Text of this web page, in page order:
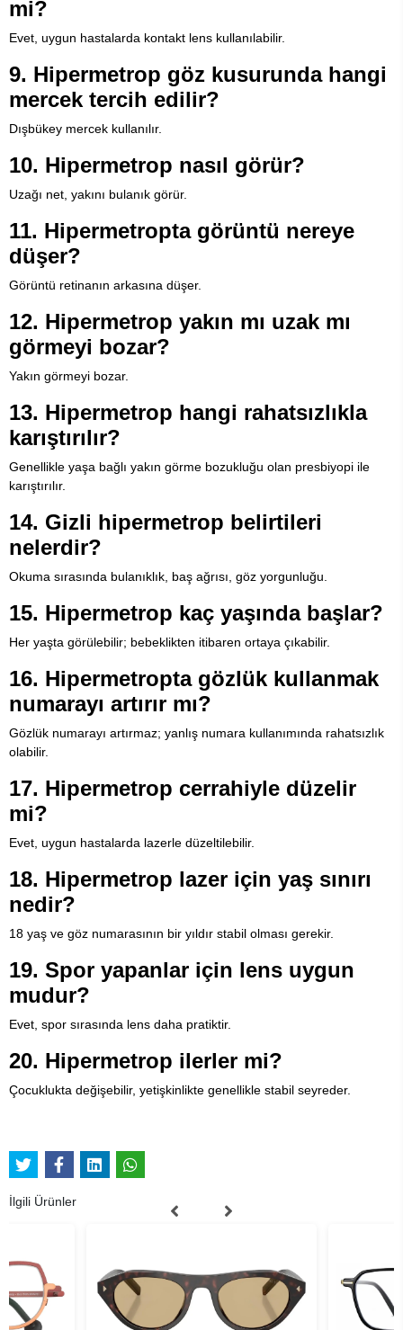
mi?
Evet, uygun hastalarda kontakt lens kullanılabilir.
9. Hipermetrop göz kusurunda hangi
mercek tercih edilir?
Dışbükey mercek kullanılır.
10. Hipermetrop nasıl görür?
Uzağı net, yakını bulanık görür.
11. Hipermetropta görüntü nereye
düşer?
Görüntü retinanın arkasına düşer.
12. Hipermetrop yakın mı uzak mı
görmeyi bozar?
Yakın görmeyi bozar.
13. Hipermetrop hangi rahatsızlıkla
karıştırılır?
Genellikle yaşa bağlı yakın görme bozukluğu olan presbiyopi ile
karıştırılır.
14. Gizli hipermetrop belirtileri
nelerdir?
Okuma sırasında bulanıklık, baş ağrısı, göz yorgunluğu.
15. Hipermetrop kaç yaşında başlar?
Her yaşta görülebilir; bebeklikten itibaren ortaya çıkabilir.
16. Hipermetropta gözlük kullanmak
numarayı artırır mı?
Gözlük numarayı artırmaz; yanlış numara kullanımında rahatsızlık
olabilir.
17. Hipermetrop cerrahiyle düzelir
mi?
Evet, uygun hastalarda lazerle düzeltilebilir.
18. Hipermetrop lazer için yaş sınırı
nedir?
18 yaş ve göz numarasının bir yıldır stabil olması gerekir.
19. Spor yapanlar için lens uygun
mudur?
Evet, spor sırasında lens daha pratiktir.
20. Hipermetrop ilerler mi?
Çocuklukta değişebilir, yetişkinlikte genellikle stabil seyreder.
İlgili Ürünler